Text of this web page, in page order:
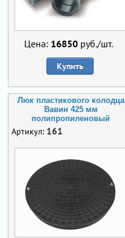
Цена: 16850 руб./шт.
Купить
Люк пластикового колодца
Вавин 425 мм
полипропиленовый
Артикул: 161